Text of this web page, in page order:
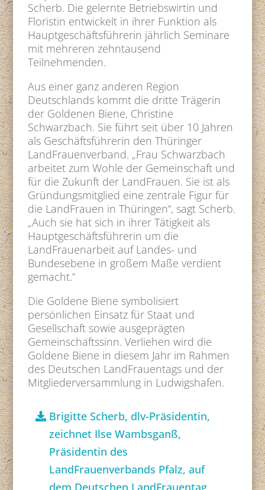
Scherb. Die gelernte Betriebswirtin und
Floristin entwickelt in ihrer Funktion als
Hauptgeschäftsführerin jährlich Seminare
mit mehreren zehntausend
Teilnehmenden.
Aus einer ganz anderen Region
Deutschlands kommt die dritte Trägerin
der Goldenen Biene, Christine
Schwarzbach. Sie führt seit über 10 Jahren
als Geschäftsführerin den Thüringer
LandFrauenverband. „Frau Schwarzbach
arbeitet zum Wohle der Gemeinschaft und
für die Zukunft der LandFrauen. Sie ist als
Gründungsmitglied eine zentrale Figur für
die LandFrauen in Thüringen“, sagt Scherb.
„Auch sie hat sich in ihrer Tätigkeit als
Hauptgeschäftsführerin um die
LandFrauenarbeit auf Landes- und
Bundesebene in großem Maße verdient
gemacht.“
Die Goldene Biene symbolisiert
persönlichen Einsatz für Staat und
Gesellschaft sowie ausgeprägten
Gemeinschaftssinn. Verliehen wird die
Goldene Biene in diesem Jahr im Rahmen
des Deutschen LandFrauentags und der
Mitgliederversammlung in Ludwigshafen.
Brigitte Scherb, dlv-Präsidentin,
zeichnet Ilse Wambsganß,
Präsidentin des
LandFrauenverbands Pfalz, auf